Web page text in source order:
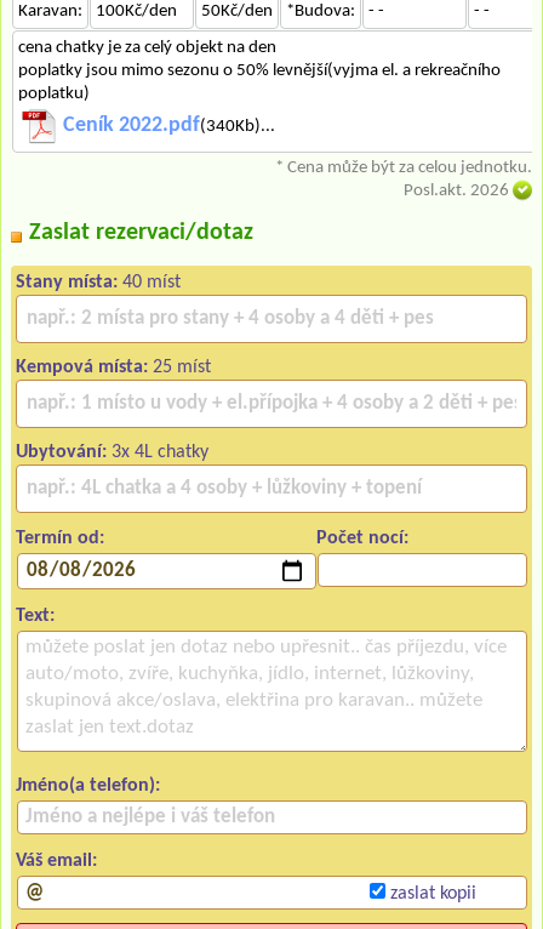
Karavan:
100Kč/den 50Kč/den *Budova: - -
- -
cena chatky je za celý objekt na den
poplatky jsou mimo sezonu o 50% levnější(vyjma el. a rekreačního
poplatku)
Ceník 2022.pdf(340Kb)...
* Cena může být za celou jednotku.
Posl.akt. 2026
Zaslat rezervaci/dotaz
Stany místa: 40 míst
Kempová místa: 25 míst
Ubytování: 3x 4L chatky
Termín od: Počet nocí:
Text:
Jméno(a telefon):
Váš email:
zaslat kopii